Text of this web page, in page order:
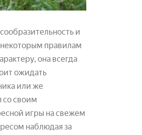
и
правилам
она всегда
ожидать
или же
со своим
игры на свежем
наблюдая за